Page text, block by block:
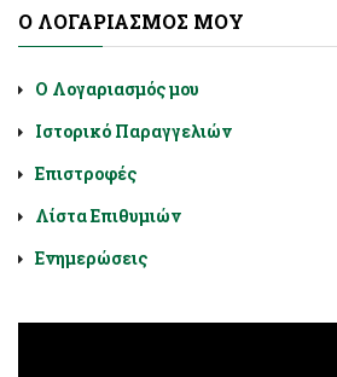
Ο ΛΟΓΑΡΙΑΣΜΌΣ ΜΟΥ
Ο Λογαριασμός μου
Ιστορικό Παραγγελιών
Επιστροφές
Λίστα Επιθυμιών
Ενημερώσεις
Diatrofologiki.gr © 2026, Χαλκοκονδύλη 9,